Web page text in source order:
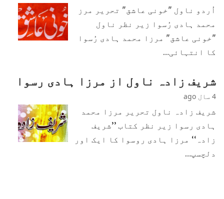
اُردو ناول "خونی عاشق" تحریر مرز
محمد ہادی رُسوا زیر نظر ناول
"خونی عاشق" مرزا محمد ہادی رُسوا
کا انتہائی…
شریف زادہ ناول از مرزا ہادی رسوا
4 سال ago
شریف زادہ ناول تحریر مرزا محمد
ہادی رسوا زیر نظر کتاب ’’شریف
زادہ‘‘ مرزا ہادی روسوا کا ایک اور
دلچسپ…